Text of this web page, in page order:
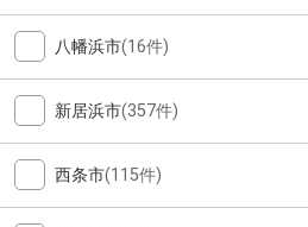
八幡浜市(16件)
新居浜市(357件)
西条市(115件)